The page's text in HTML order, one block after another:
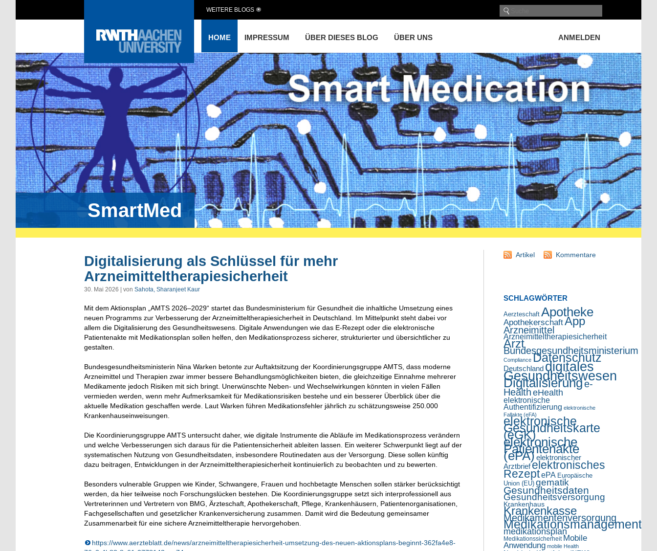
HOME IMPRESSUM ÜBER DIESES BLOG ÜBER UNS ANMELDEN
WEITERE BLOGS
SmartMed
Digitalisierung als Schlüssel für mehr
Arzneimitteltherapiesicherheit
30. Mai 2026 | von Sahota, Sharanjeet Kaur
Mit dem Aktionsplan „AMTS 2026–2029“ startet das Bundesministerium für Gesundheit die inhaltliche Umsetzung eines
neuen Programms zur Verbesserung der Arzneimitteltherapiesicherheit in Deutschland. Im Mittelpunkt steht dabei vor
allem die Digitalisierung des Gesundheitswesens. Digitale Anwendungen wie das E-Rezept oder die elektronische
Patientenakte mit Medikationsplan sollen helfen, den Medikationsprozess sicherer, strukturierter und übersichtlicher zu
gestalten.
Bundesgesundheitsministerin Nina Warken betonte zur Auftaktsitzung der Koordinierungsgruppe AMTS, dass moderne
Arzneimittel und Therapien zwar immer bessere Behandlungsmöglichkeiten bieten, die gleichzeitige Einnahme mehrerer
Medikamente jedoch Risiken mit sich bringt. Unerwünschte Neben- und Wechselwirkungen könnten in vielen Fällen
vermieden werden, wenn mehr Aufmerksamkeit für Medikationsrisiken bestehe und ein besserer Überblick über die
aktuelle Medikation geschaffen werde. Laut Warken führen Medikationsfehler jährlich zu schätzungsweise 250.000
Krankenhauseinweisungen.
Die Koordinierungsgruppe AMTS untersucht daher, wie digitale Instrumente die Abläufe im Medikationsprozess verändern
und welche Verbesserungen sich daraus für die Patientensicherheit ableiten lassen. Ein weiterer Schwerpunkt liegt auf der
systematischen Nutzung von Gesundheitsdaten, insbesondere Routinedaten aus der Versorgung. Diese sollen künftig
dazu beitragen, Entwicklungen in der Arzneimitteltherapiesicherheit kontinuierlich zu beobachten und zu bewerten.
Besonders vulnerable Gruppen wie Kinder, Schwangere, Frauen und hochbetagte Menschen sollen stärker berücksichtigt
werden, da hier teilweise noch Forschungslücken bestehen. Die Koordinierungsgruppe setzt sich interprofessionell aus
Vertreterinnen und Vertretern von BMG, Ärzteschaft, Apothekerschaft, Pflege, Krankenhäusern, Patientenorganisationen,
Fachgesellschaften und gesetzlicher Krankenversicherung zusammen. Damit wird die Bedeutung gemeinsamer
Zusammenarbeit für eine sichere Arzneimitteltherapie hervorgehoben.
https://www.aerzteblatt.de/news/arzneimitteltherapiesicherheit-umsetzung-des-neuen-aktionsplans-beginnt-362fa4e8-
Artikel Kommentare
SCHLAGWÖRTER
Aerzteschaft Apotheke
ApothekerschaftApp
Arzneimittel
Arzneimitteltherapiesicherheit
Arzt
Bundesgesundheitsministerium
Compliance Datenschutz
Deutschlanddigitales
Gesundheitswesen
Digitalisierunge-
Health eHealth
elektronische
Authentifizierung elektronische
Fallakte (eFA)
elektronische
Gesundheitskarte
(eGK)
elektronische
Patientenakte
(ePA) elektronischer
Arztbriefelektronisches
RezeptePA Europäische
Union (EU) gematik
Gesundheitsdaten
Gesundheitsversorgung
Krankenhaus
Krankenkasse
Medikamentenversorgung
Medikationsmanagement
medikationsplan
Medikationssicherheit Mobile
Anwendung mobile Health